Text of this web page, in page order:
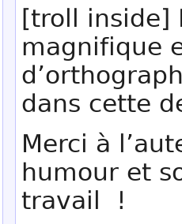
[troll inside]
magnifique
dans cette
Merci à
humour et
travail !